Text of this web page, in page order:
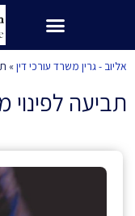
- גרין משרד עורכי דין»תביעה
לפינוי